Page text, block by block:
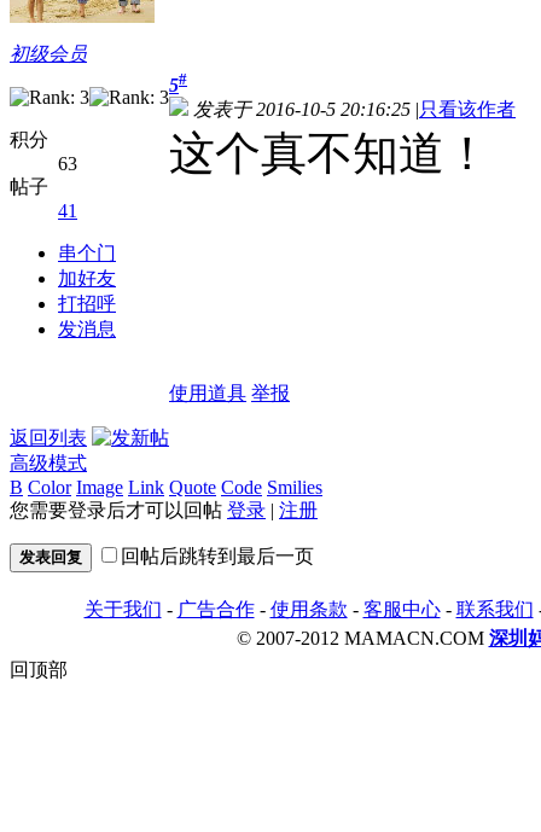
初级会员
积分
63
帖子
41
串个门
加好友
打招呼
发消息
5#
发表于 2016-10-5 20:16:25 |只看该作者
这个真不知道！
使用道具 举报
返回列表
高级模式
B Color Image Link Quote Code Smilies
您需要登录后才可以回帖 登录 | 注册
发表回复 回帖后跳转到最后一页
关于我们 - 广告合作- 使用条款 - 客服中心- 联系我们
© 2007-2012 MAMACN.COM 深圳
回顶部